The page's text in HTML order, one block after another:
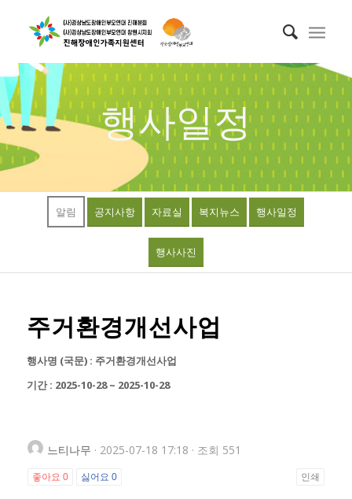
행사일정
알림 공지사항 자료실 복지뉴스 행사일정
행사사진
주거환경개선사업
행사명 (국문) : 주거환경개선사업
기간 : 2025-10-28 ~ 2025-10-28
느티나무 · 2025-07-18 17:18 · 조회 551
좋아요 0 싫어요 0 인쇄